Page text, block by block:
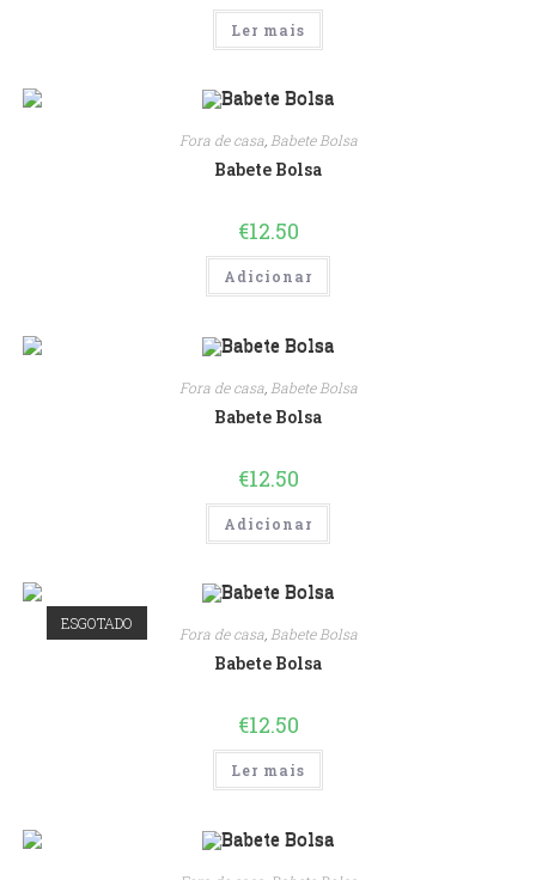
Ler mais
Fora de casa, Babete Bolsa
Babete Bolsa
€12.50
Adicionar
Fora de casa, Babete Bolsa
Babete Bolsa
€12.50
Adicionar
ESGOTADO
Fora de casa, Babete Bolsa
Babete Bolsa
€12.50
Ler mais